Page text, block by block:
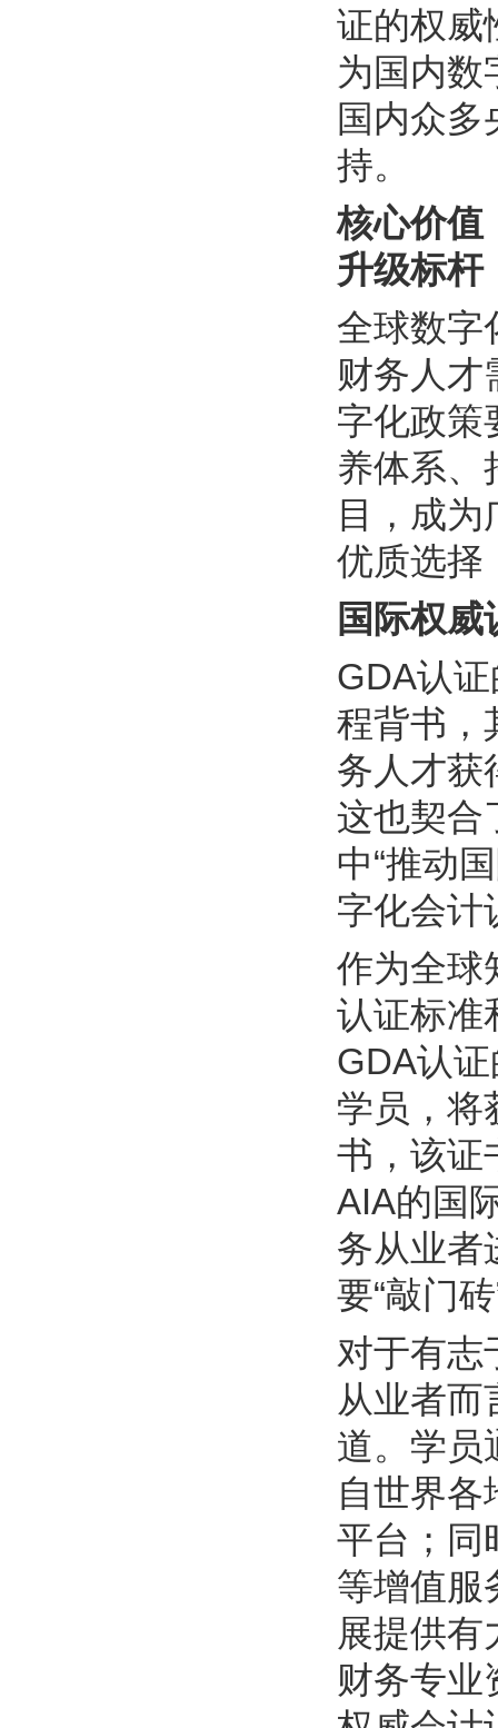
证的权威
为国内数
国内众
持。
核心价值
升级标杆
全球数字
财务人才
字化政策
养体系、
目，成
优质选择
国际权
GDA认
程背书，
务人才获
这也契合
中“推动
字化会计
作为全球
认证标准
GDA认
学员，将
书，该证
AIA的国
务从业者
要“敲门
对于有志
从业者
道。学员
自世界
平台；同
等增值服
展提供
财务专业